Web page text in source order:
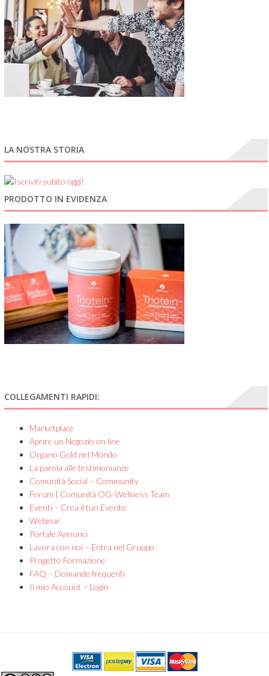
LA NOSTRA STORIA
PRODOTTO IN EVIDENZA
COLLEGAMENTI RAPIDI:
Marketplace
Aprire un Negozio on line
Organo Gold nel Mondo
La parola alle testimonianze
Comunità Social – Community
Forum | Comunità OG-Wellness Team
Eventi – Crea il tuo Evento
Webinar
Portale Annunci
Lavora con noi – Entra nel Gruppo
Progetto Formazione
FAQ – Domande frequenti
Il mio Account – Login